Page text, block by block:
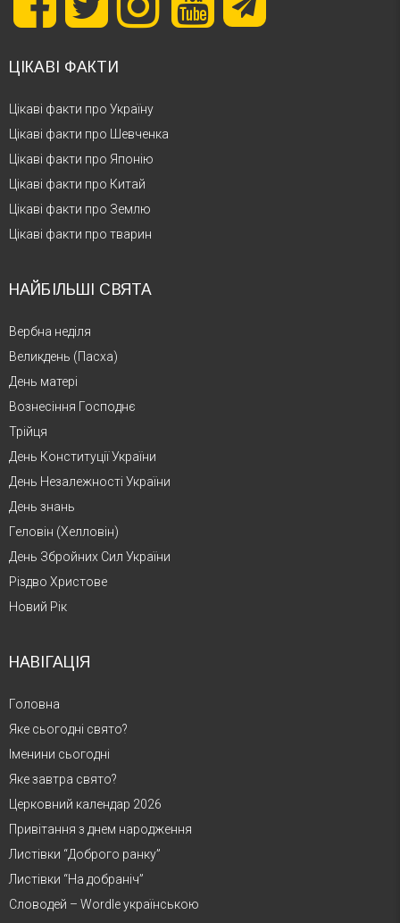
ЦІКАВІ ФАКТИ
Цікаві факти про Україну
Цікаві факти про Шевченка
Цікаві факти про Японію
Цікаві факти про Китай
Цікаві факти про Землю
Цікаві факти про тварин
НАЙБІЛЬШІ СВЯТА
Вербна неділя
Великдень (Пасха)
День матері
Вознесіння Господнє
Трійця
День Конституції України
День Незалежності України
День знань
Геловін (Хелловін)
День Збройних Сил України
Різдво Христове
Новий Рік
НАВІГАЦІЯ
Головна
Яке сьогодні свято?
Іменини сьогодні
Яке завтра свято?
Церковний календар 2026
Привітання з днем народження
Листівки “Доброго ранку”
Листівки “На добраніч”
Словодей – Wordle українською